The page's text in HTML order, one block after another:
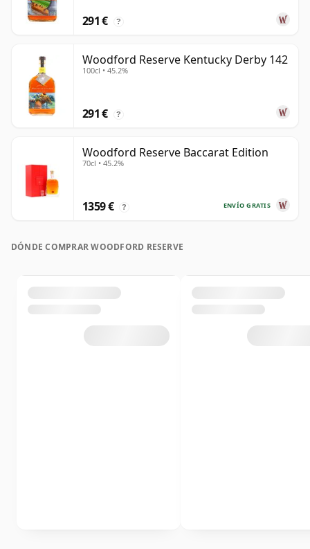
291 € ?
Woodford Reserve Kentucky Derby 142
100cl • 45.2%
291 € ?
Woodford Reserve Baccarat Edition
70cl • 45.2%
ENVÍO GRATIS
1359 € ?
DÓNDE COMPRAR WOODFORD RESERVE